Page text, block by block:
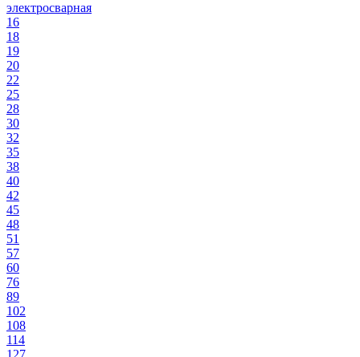
электросварная
16
18
19
20
22
25
28
30
32
35
38
40
42
45
48
51
57
60
76
89
102
108
114
127